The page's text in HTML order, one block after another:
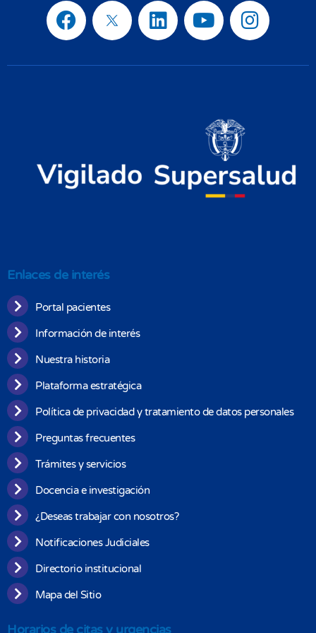
Enlaces de interés
Portal pacientes
Información de interés
Nuestra historia
Plataforma estratégica
Política de privacidad y tratamiento de datos personales
Preguntas frecuentes
Trámites y servicios
Docencia e investigación
¿Deseas trabajar con nosotros?
Notificaciones Judiciales
Directorio institucional
Mapa del Sitio
Horarios de citas y urgencias